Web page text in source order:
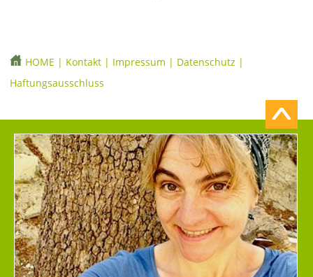
HOME | Kontakt | Impressum | Datenschutz |
Haftungsausschluss